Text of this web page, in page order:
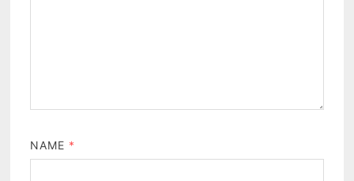
NAME *